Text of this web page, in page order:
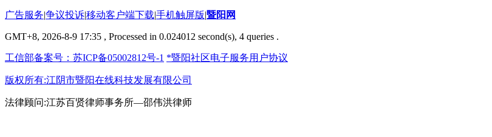
广告服务|争议投诉|移动客户端下载|手机触屏版|暨阳网
GMT+8, 2026-8-9 17:35 , Processed in 0.024012 second(s), 4 queries .
工信部备案号：苏ICP备05002812号-1 *暨阳社区电子服务用户协议
版权所有:江阴市暨阳在线科技发展有限公司
法律顾问:江苏百贤律师事务所—邵伟洪律师